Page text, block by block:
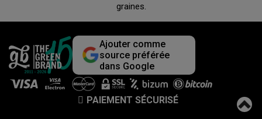
graines.
Ajouter comme
source préférée
dans Google
PAIEMENT SÉCURISÉ